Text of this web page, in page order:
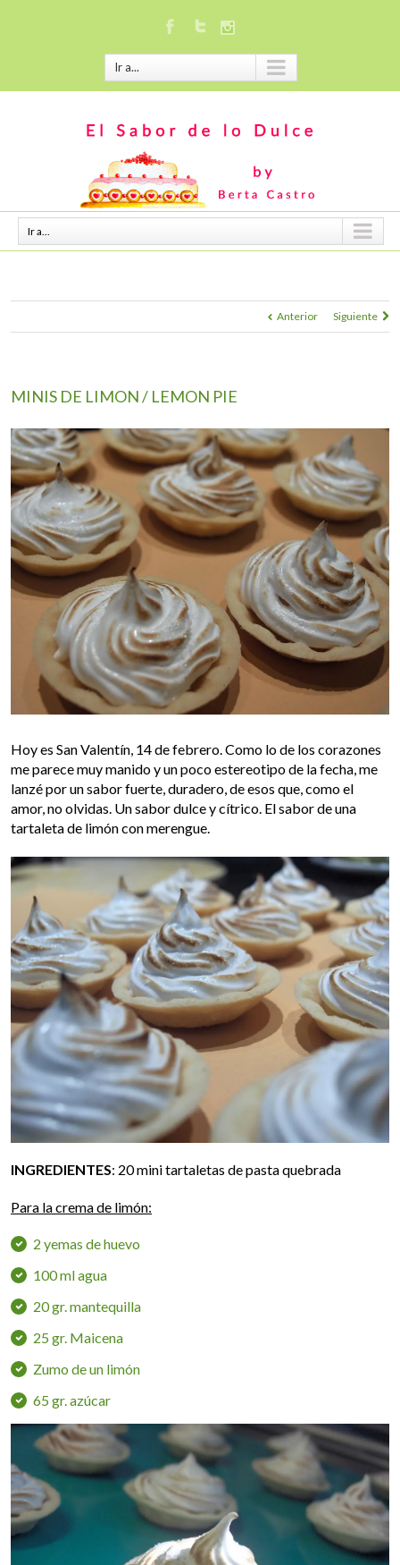
Ir a...
Ir a...
Anterior Siguiente
MINIS DE LIMON / LEMON PIE
Hoy es San Valentín, 14 de febrero. Como lo de los corazones
me parece muy manido y un poco estereotipo de la fecha, me
lanzé por un sabor fuerte, duradero, de esos que, como el
amor, no olvidas. Un sabor dulce y cítrico. El sabor de una
tartaleta de limón con merengue.
INGREDIENTES: 20 mini tartaletas de pasta quebrada
Para la crema de limón:
2 yemas de huevo
100 ml agua
20 gr. mantequilla
25 gr. Maicena
Zumo de un limón
65 gr. azúcar